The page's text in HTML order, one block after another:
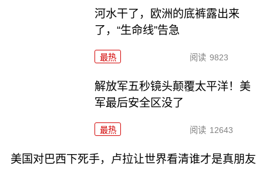
河水干了，欧洲的底裤露出来
了，“生命线”告急
最热 阅读 9823
解放军五秒镜头颠覆太平洋！美
军最后安全区没了
最热 阅读 12643
美国对巴西下死手，卢拉让世界看清谁才是真朋友